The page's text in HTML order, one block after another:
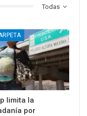
Todas
limita la
por